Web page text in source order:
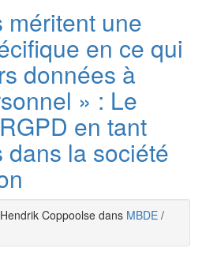
méritent une
en ce qui
données à
» : Le
en tant
la société
Coppoolse dans MBDE /